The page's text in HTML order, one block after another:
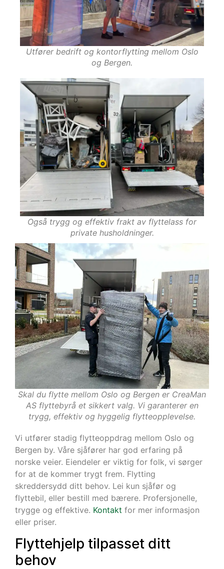
Utfører bedrift og kontorflytting mellom Oslo
og Bergen.
Også trygg og effektiv frakt av flyttelass for
private husholdninger.
Skal du flytte mellom Oslo og Bergen er CreaMan
AS flyttebyrå et sikkert valg. Vi garanterer en
trygg, effektiv og hyggelig flytteopplevelse.
Vi utfører stadig flytteoppdrag mellom Oslo og
Bergen by. Våre sjåfører har god erfaring på
norske veier. Eiendeler er viktig for folk, vi sørger
for at de kommer trygt frem. Flytting
skreddersydd ditt behov. Lei kun sjåfør og
flyttebil, eller bestill med bærere. Profersjonelle,
trygge og effektive. Kontakt for mer informasjon
eller priser.
Flyttehjelp tilpasset ditt
behov